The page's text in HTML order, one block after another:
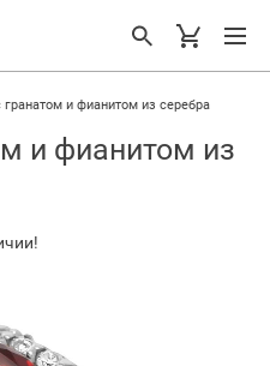
гранатом и фианитом из серебра
и фианитом из